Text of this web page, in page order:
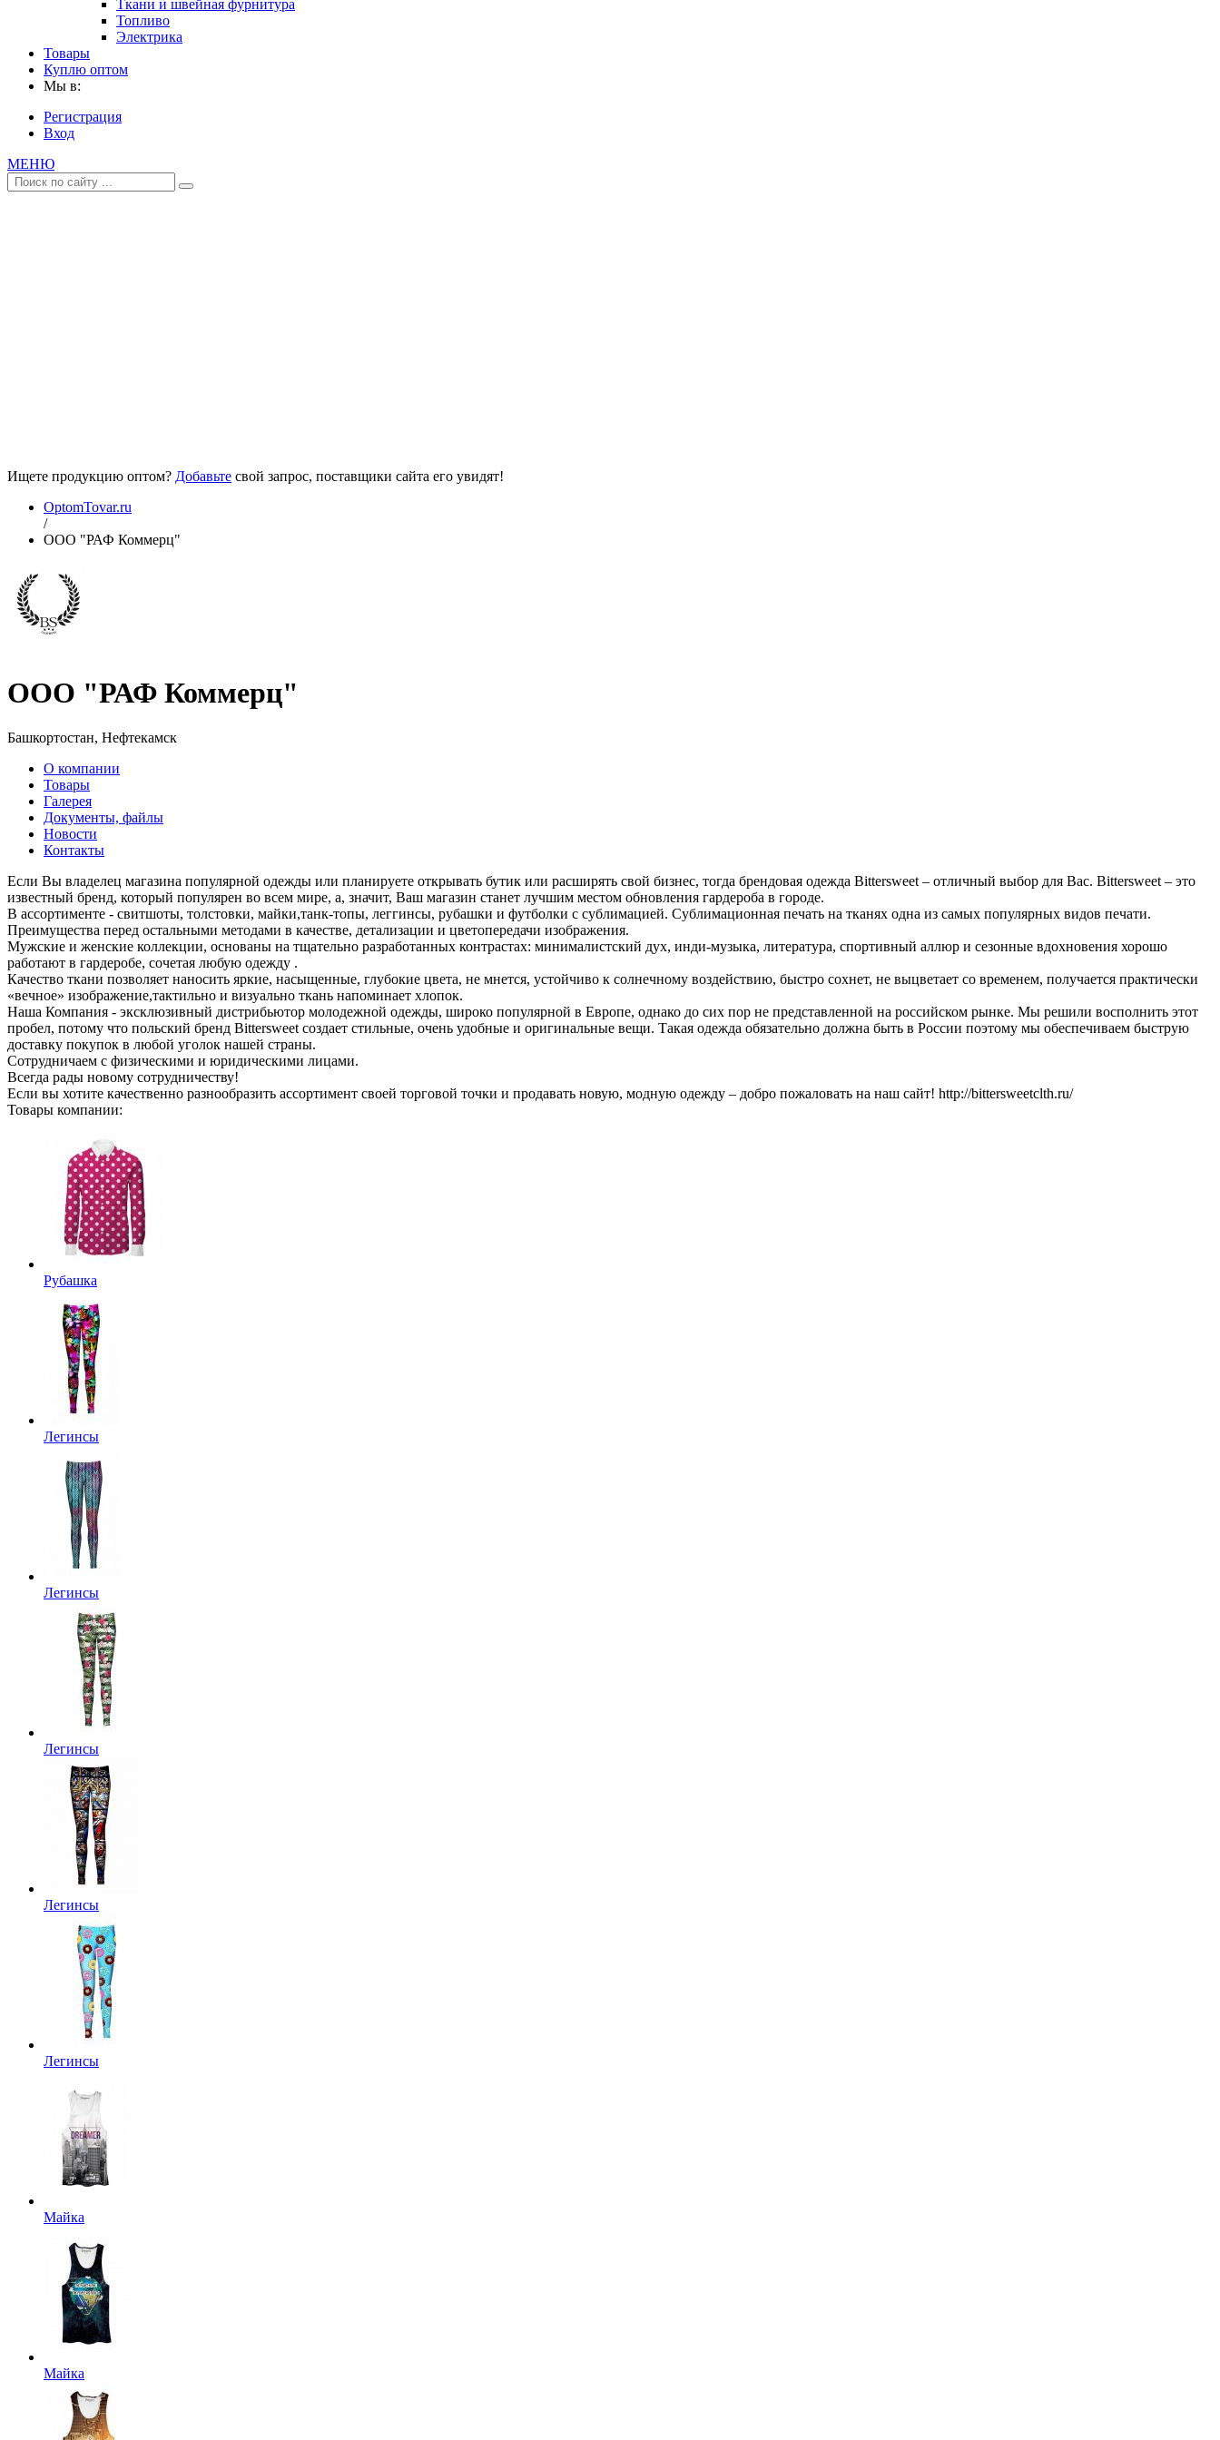
Ткани и швейная фурнитура
Топливо
Электрика
Товары
Куплю оптом
Мы в:
Регистрация
Вход
МЕНЮ
Ищете продукцию оптом? Добавьте свой запрос, поставщики сайта его увидят!
OptomTovar.ru
/
ООО "РАФ Коммерц"
ООО "РАФ Коммерц"
Башкортостан, Нефтекамск
О компании
Товары
Галерея
Документы, файлы
Новости
Контакты
Если Вы владелец магазина популярной одежды или планируете открывать бутик или расширять свой бизнес, тогда брендовая одежда Bittersweet – отличный выбор для Вас. Bittersweet – это
известный бренд, который популярен во всем мире, а, значит, Ваш магазин станет лучшим местом обновления гардероба в городе.
В ассортименте - свитшоты, толстовки, майки,танк-топы, леггинсы, рубашки и футболки с сублимацией. Сублимационная печать на тканях одна из самых популярных видов печати.
Преимущества перед остальными методами в качестве, детализации и цветопередачи изображения.
Мужские и женские коллекции, основаны на тщательно разработанных контрастах: минималистский дух, инди-музыка, литература, спортивный аллюр и сезонные вдохновения хорошо
работают в гардеробе, сочетая любую одежду .
Качество ткани позволяет наносить яркие, насыщенные, глубокие цвета, не мнется, устойчиво к солнечному воздействию, быстро сохнет, не выцветает со временем, получается практически
«вечное» изображение,тактильно и визуально ткань напоминает хлопок.
Наша Компания - эксклюзивный дистрибьютор молодежной одежды, широко популярной в Европе, однако до сих пор не представленной на российском рынке. Мы решили восполнить этот
пробел, потому что польский бренд Bittersweet создает стильные, очень удобные и оригинальные вещи. Такая одежда обязательно должна быть в России поэтому мы обеспечиваем быструю
доставку покупок в любой уголок нашей страны.
Сотрудничаем с физическими и юридическими лицами.
Всегда рады новому сотрудничеству!
Если вы хотите качественно разнообразить ассортимент своей торговой точки и продавать новую, модную одежду – добро пожаловать на наш сайт! http://bittersweetclth.ru/
Товары компании:
Рубашка
Легинсы
Легинсы
Легинсы
Легинсы
Легинсы
Майка
Майка